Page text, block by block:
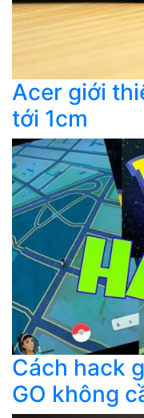
Acer giới
tới 1cm
Cách hack
GO không